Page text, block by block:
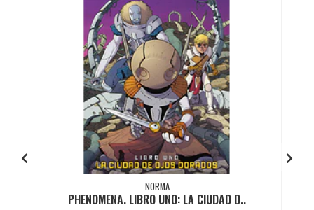
NORMA
PHENOMENA. LIBRO UNO: LA CIUDAD D..